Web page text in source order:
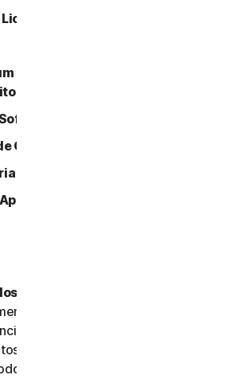
único dispositivo: apenas uma
de backup ou arquivo permitida.
Conteúdo Automáticas.
de Software.
Propriedade
são nossa propriedade ou
e encontram-se protegidos
de autor. Estas leis de direitos de
os Direitos de Propriedade